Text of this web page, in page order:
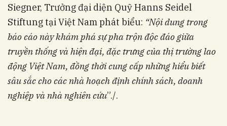
Siegner, Trưởng đại diện Quỹ Hanns Seidel
Stiftung tại Việt Nam phát biểu: “Nội dung trong
báo cáo này khám phá sự pha trộn độc đáo giữa
truyền thống và hiện đại, đặc trưng của thị trường lao
động Việt Nam, đồng thời cung cấp những hiểu biết
sâu sắc cho các nhà hoạch định chính sách, doanh
nghiệp và nhà nghiên cứu”./.